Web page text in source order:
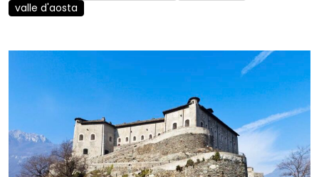
valle d'aosta